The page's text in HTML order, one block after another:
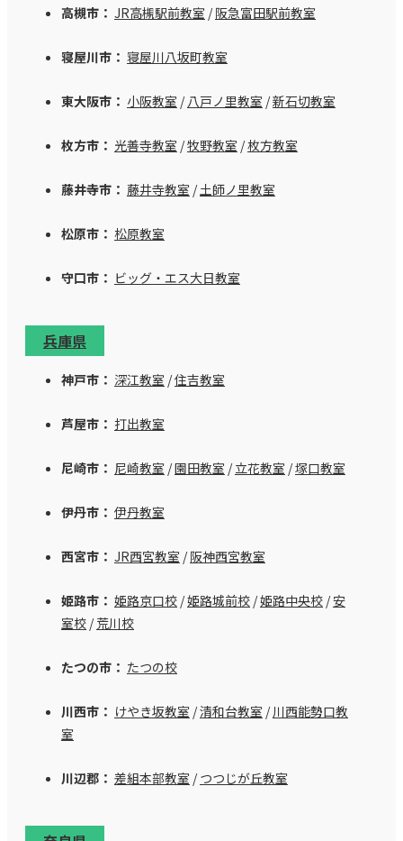
高槻市： JR高槻駅前教室 /阪急富田駅前教室
寝屋川市： 寝屋川八坂町教室
東大阪市： 小阪教室 / 八戸ノ里教室 /新石切教室
枚方市： 光善寺教室 /牧野教室 /枚方教室
藤井寺市： 藤井寺教室 /土師ノ里教室
松原市： 松原教室
守口市： ビッグ・エス大日教室
兵庫県
神戸市： 深江教室 /住吉教室
芦屋市： 打出教室
尼崎市： 尼崎教室 /園田教室 /立花教室 /塚口教室
伊丹市： 伊丹教室
西宮市： JR西宮教室 /阪神西宮教室
姫路市： 姫路京口校 /姫路城前校 /姫路中央校 /安
室校 /荒川校
たつの市： たつの校
川西市： けやき坂教室 /清和台教室 /川西能勢口教
室
川辺郡： 差組本部教室 /つつじが丘教室